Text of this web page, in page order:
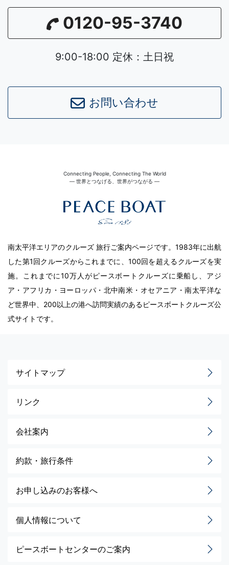
0120-95-3740
9:00-18:00 定休：土日祝
お問い合わせ
Connecting People, Connecting The World
― 世界とつなげる、世界がつながる ―
南太平洋エリアのクルーズ 旅行ご案内ページです。1983年に出航
した第1回クルーズからこれまでに、100回を超えるクルーズを実
施。これまでに10万人がピースボートクルーズに乗船し、アジ
ア・アフリカ・ヨーロッパ・北中南米・オセアニア・南太平洋な
ど世界中、200以上の港へ訪問実績のあるピースボートクルーズ公
式サイトです。
サイトマップ
リンク
会社案内
約款・旅行条件
お申し込みのお客様へ
個人情報について
ピースボートセンターのご案内